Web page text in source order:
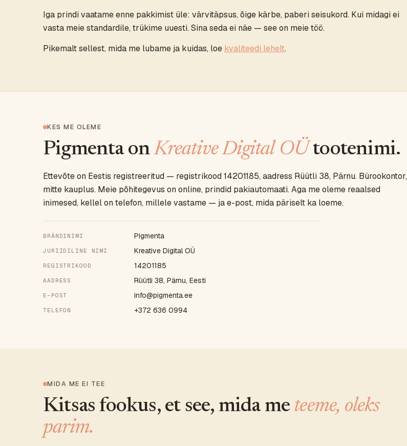
Iga prindi vaatame enne pakkimist üle: värvitäpsus, õige kärbe, paberi seisukord. Kui midagi ei
vasta meie standardile, trükime uuesti. Sina seda ei näe — see on meie töö.
Pikemalt sellest, mida me lubame ja kuidas, loe kvaliteedi lehelt.
KES ME OLEME
Pigmenta onKreative Digital OÜtootenimi.
Ettevõte on Eestis registreeritud — registrikood 14201185, aadress Rüütli 38, Pärnu. Bürookontor,
mitte kauplus. Meie põhitegevus on online, prindid pakiautomaati. Aga me oleme reaalsed
inimesed, kellel on telefon, millele vastame — ja e-post, mida päriselt ka loeme.
BRÄNDINIMI Pigmenta
JURIIDILINE NIMI Kreative Digital OÜ
REGISTRIKOOD 14201185
AADRESS Rüütli 38, Pärnu, Eesti
E-POST info@pigmenta.ee
TELEFON +372 636 0994
MIDA ME EI TEE
Kitsas fookus, et see, mida me teeme, oleks
parim.